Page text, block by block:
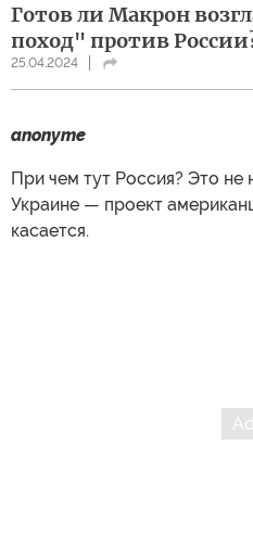
Готов ли Макрон
поход" против
25.04.2024
anonyme
При чем тут Россия? Это не
Украине — проект
касается.